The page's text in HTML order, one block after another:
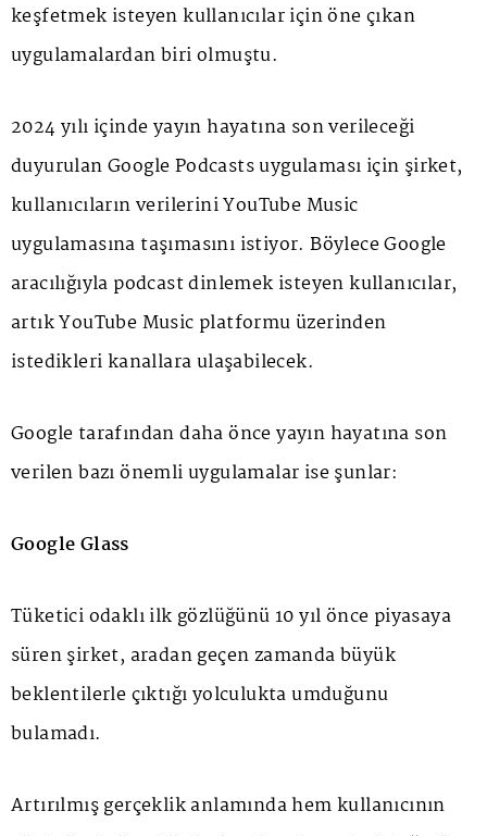
keşfetmek isteyen kullanıcılar için öne çıkan
uygulamalardan biri olmuştu.
2024 yılı içinde yayın hayatına son verileceği
duyurulan Google Podcasts uygulaması için şirket,
kullanıcıların verilerini YouTube Music
uygulamasına taşımasını istiyor. Böylece Google
aracılığıyla podcast dinlemek isteyen kullanıcılar,
artık YouTube Music platformu üzerinden
istedikleri kanallara ulaşabilecek.
Google tarafından daha önce yayın hayatına son
verilen bazı önemli uygulamalar ise şunlar:
Google Glass
Tüketici odaklı ilk gözlüğünü 10 yıl önce piyasaya
süren şirket, aradan geçen zamanda büyük
beklentilerle çıktığı yolculukta umduğunu
bulamadı.
Artırılmış gerçeklik anlamında hem kullanıcının